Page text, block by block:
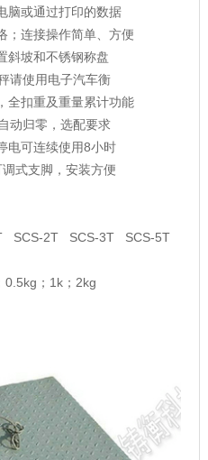
脑或通过打印的数据
；连接操作简单、方便
斜坡和不锈钢称盘
请使用电子汽车衡
全扣重及重量累计功能
动归零，选配要求
电可连续使用8小时
式支脚，安装方便
SCS-2T SCS-3T SCS-5T
0.5kg；1k；2kg